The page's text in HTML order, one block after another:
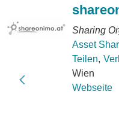
Sharing
Asset
Teilen
Wien
Webseite